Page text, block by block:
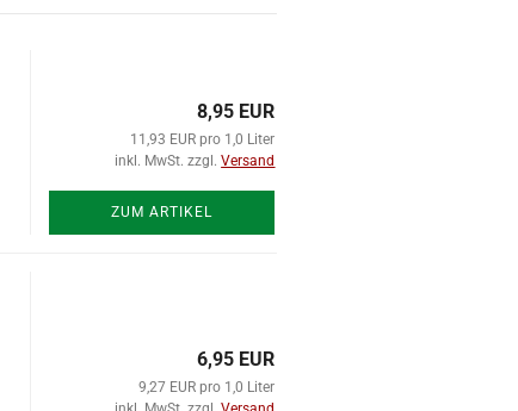
8,95 EUR
11,93 EUR pro 1,0 Liter
inkl. MwSt. zzgl.Versand
ZUM ARTIKEL
6,95 EUR
9,27 EUR pro 1,0 Liter